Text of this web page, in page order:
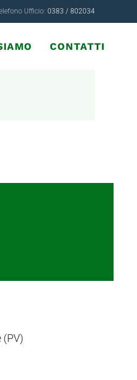
Ufficio: 0383 / 802034
CONTATTI
(PV)